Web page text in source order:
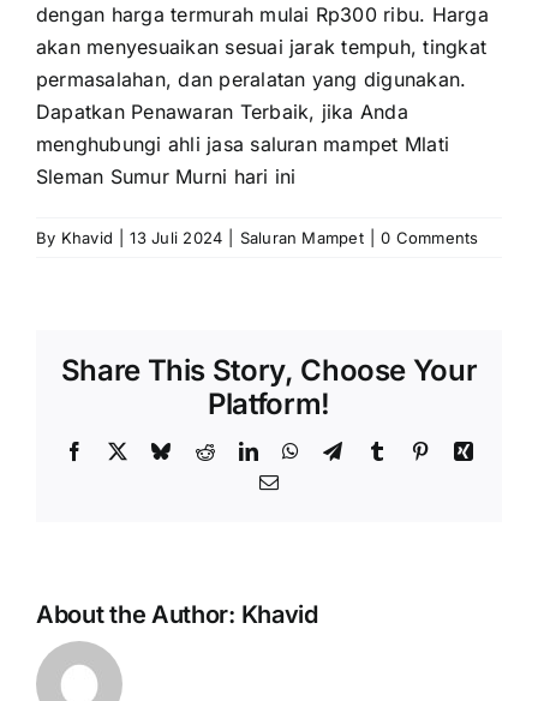
dengan harga termurah mulai Rp300 ribu. Harga
akan menyesuaikan sesuai jarak tempuh, tingkat
permasalahan, dan peralatan yang digunakan.
Dapatkan Penawaran Terbaik, jika Anda
menghubungi ahli jasa saluran mampet Mlati
Sleman Sumur Murni hari ini
By Khavid 13 Juli 2024 Saluran Mampet 0 Comments
Share This Story, Choose Your
Platform!
Facebook BlueskyRedditLinkedInWhatsApp
TelegramTumblr PinterestXing
Email
About the Author: Khavid